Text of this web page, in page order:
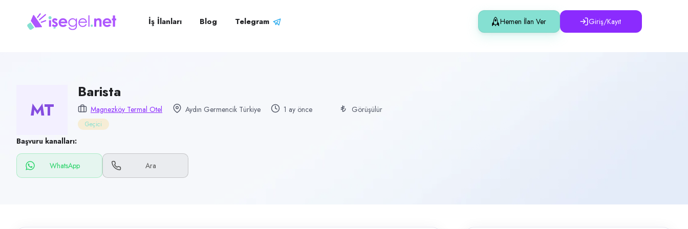
Yiyecek & İçecek (Restoran/Cafe)
Germencik, Aydın
Çalışma şekli
Geçici
Yayın tarihi
İş İlanları Blog Telegram Hemen İlan Ver Giriş/Kayıt
MT
Barista
Magnezköy Termal Otel Aydın Germencik Türkiye 1 ay önce Görüşülür
Geçici
Başvuru kanalları:
WhatsApp Ara